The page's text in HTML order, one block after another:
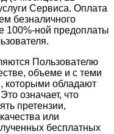
Сервиса. Оплата
безналичного
100%-ной предоплаты
Пользователю
объеме и с теми
которыми обладают
означает, что
претензии,
или
бесплатных